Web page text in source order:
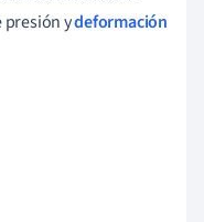
presión ydeformación